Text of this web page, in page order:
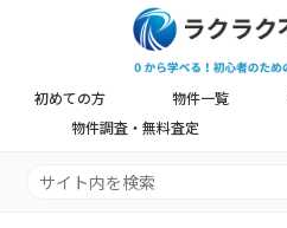
初めての方 物件一覧
物件調査・無料査定